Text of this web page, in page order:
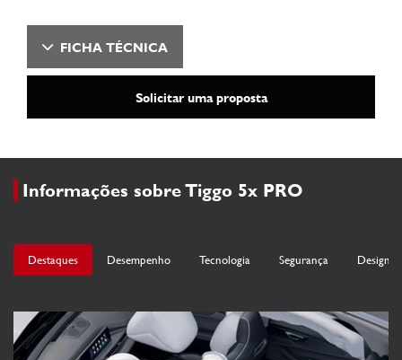
FICHA TÉCNICA
Solicitar uma proposta
Informações sobre Tiggo 5x PRO
Destaques Desempenho Tecnologia Segurança Design